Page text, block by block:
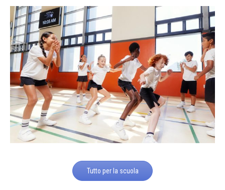
Tutto per la scuola